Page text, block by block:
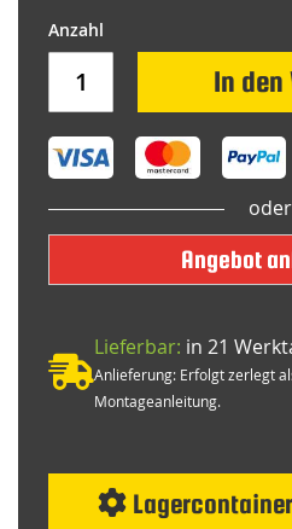
In den
oder
Angebot
Lieferbar: in 21
Anlieferung: Erfolgt zerlegt
Montageanleitung.